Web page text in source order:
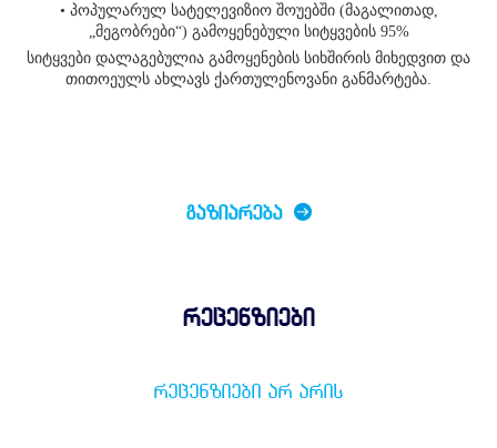
• პოპულარულ სატელევიზიო შოუებში (მაგალითად,
„მეგობრები“) გამოყენებული სიტყვების 95%
სიტყვები დალაგებულია გამოყენების სიხშირის მიხედვით და
თითოეულს ახლავს ქართულენოვანი განმარტება.
ᲒᲐᲖᲘᲐᲠᲔᲑᲐ
რეცენზიები
ᲠᲔᲪᲔᲜᲖᲘᲔᲑᲘ ᲐᲠ ᲐᲠᲘᲡ